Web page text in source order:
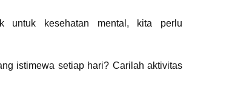
untuk kesehatan mental, kita perlu
istimewa setiap hari? Carilah aktivitas